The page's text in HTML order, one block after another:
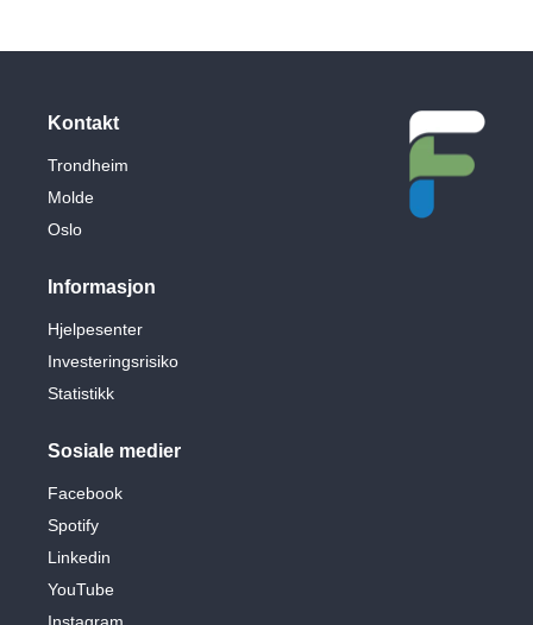
Kontakt
Trondheim
Molde
Oslo
Informasjon
Hjelpesenter
Investeringsrisiko
Statistikk
Sosiale medier
Facebook
Spotify
Linkedin
YouTube
Instagram